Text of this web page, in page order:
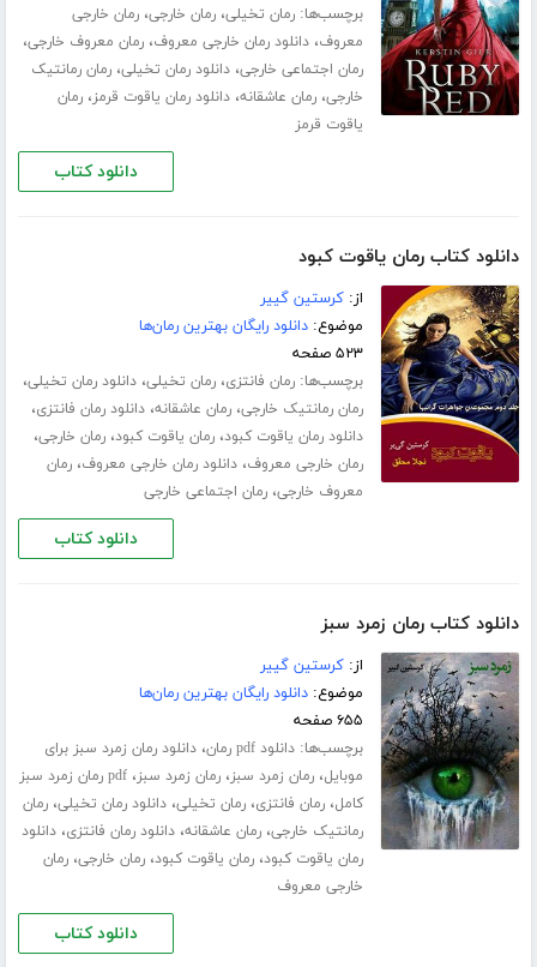
برچسب‌ها:رمان تخیلی،رمان خارجی،رمان خارجی
معروف،دانلود رمان خارجی معروف،رمان معروف خارجی،
رمان اجتماعی خارجی،دانلود رمان تخیلی،رمان رمانتیک
خارجی،رمان عاشقانه،دانلود رمان یاقوت قرمز،رمان
یاقوت قرمز
دانلود کتاب
دانلود کتاب رمان یاقوت کبود
از:کرستین گییر
موضوع:دانلود رایگان بهترین رمان‌ها
۵۲۳ صفحه
برچسب‌ها:رمان فانتزی،رمان تخیلی،دانلود رمان تخیلی،
رمان رمانتیک خارجی،رمان عاشقانه،دانلود رمان فانتزی،
دانلود رمان یاقوت کبود،رمان یاقوت کبود،رمان خارجی،
رمان خارجی معروف،دانلود رمان خارجی معروف،رمان
معروف خارجی،رمان اجتماعی خارجی
دانلود کتاب
دانلود کتاب رمان زمرد سبز
از:کرستین گییر
موضوع:دانلود رایگان بهترین رمان‌ها
۶۵۵ صفحه
برچسب‌ها:دانلود pdf رمان ،دانلود رمان زمرد سبز برای
موبایل،رمان زمرد سبز،رمان زمرد سبز،
pdf رمان زمرد سبز
کامل،رمان فانتزی،رمان تخیلی،دانلود رمان تخیلی،رمان
رمانتیک خارجی،رمان عاشقانه،دانلود رمان فانتزی،دانلود
رمان یاقوت کبود،رمان یاقوت کبود،رمان خارجی،رمان
خارجی معروف
دانلود کتاب